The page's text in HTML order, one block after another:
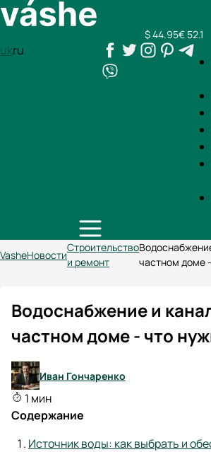
ukru
$ 44.95€ 52.1
VasheНовости
Строительство
и ремонт
частном доме
Водоснабжение и
частном доме - что
Иван Гончаренко
1 мин
Содержание
Источник воды: как выбрать и